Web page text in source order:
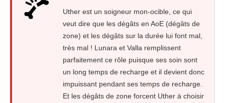
Uther est un soigneur mon-ocible, ce qui
veut dire que les dégâts en AoE (dégâts de
zone) et les dégâts sur la durée lui font mal,
très mal ! Lunara et Valla remplissent
parfaitement ce rôle puisque ses soin sont
un long temps de recharge et il devient donc
impuissant pendant ses temps de recharge.
Et les dégâts de zone forcent Uther à choisir